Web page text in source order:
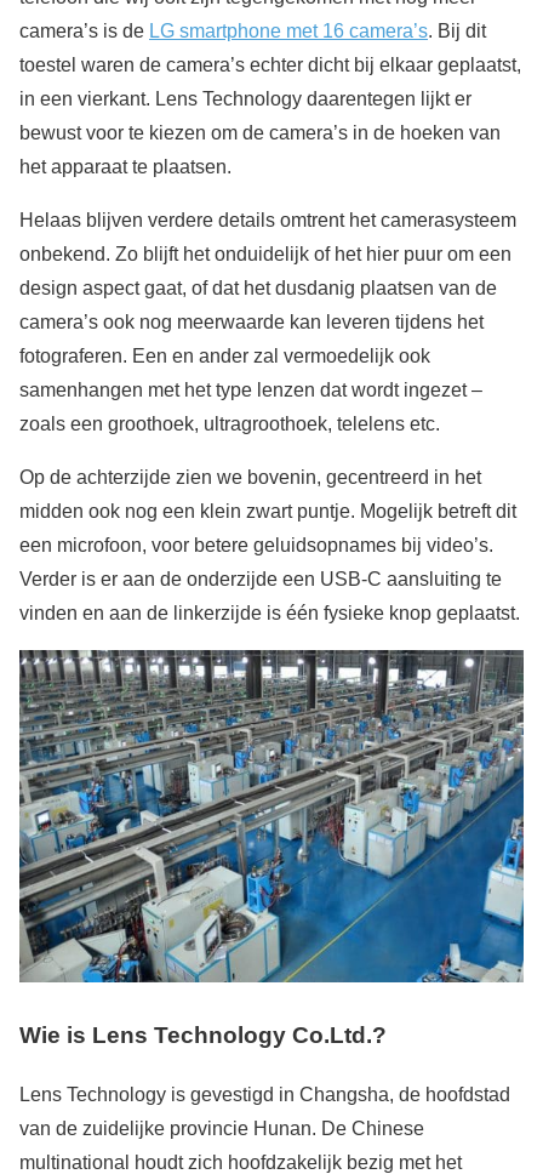
camera’s is de LG smartphone met 16 camera’s. Bij dit
toestel waren de camera’s echter dicht bij elkaar geplaatst,
in een vierkant. Lens Technology daarentegen lijkt er
bewust voor te kiezen om de camera’s in de hoeken van
het apparaat te plaatsen.
Helaas blijven verdere details omtrent het camerasysteem
onbekend. Zo blijft het onduidelijk of het hier puur om een
design aspect gaat, of dat het dusdanig plaatsen van de
camera’s ook nog meerwaarde kan leveren tijdens het
fotograferen. Een en ander zal vermoedelijk ook
samenhangen met het type lenzen dat wordt ingezet –
zoals een groothoek, ultragroothoek, telelens etc.
Op de achterzijde zien we bovenin, gecentreerd in het
midden ook nog een klein zwart puntje. Mogelijk betreft dit
een microfoon, voor betere geluidsopnames bij video’s.
Verder is er aan de onderzijde een USB-C aansluiting te
vinden en aan de linkerzijde is één fysieke knop geplaatst.
Wie is Lens Technology Co.Ltd.?
Lens Technology is gevestigd in Changsha, de hoofdstad
van de zuidelijke provincie Hunan. De Chinese
multinational houdt zich hoofdzakelijk bezig met het